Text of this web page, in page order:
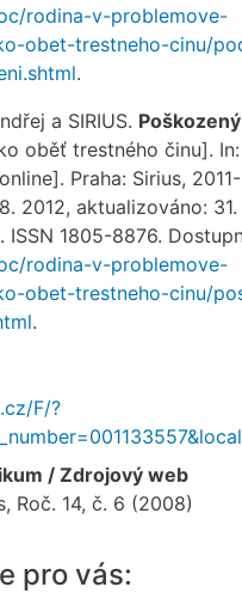
rodina-v-problemove-
obet-trestneho-cinu/
.
a SIRIUS.
oběť trestného činu]. In:
Praha: Sirius,
2012, aktualizováno:
1805-8876.
rodina-v-problemove-
obet-trestneho-cinu/
.
F/?
/ Zdrojový web
Roč. 14, č. 6 (2008)
pro vás: